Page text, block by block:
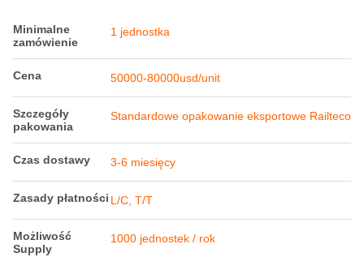
Minimalne
zamówienie
1 jednostka
Cena 50000-80000usd/unit
Szczegóły
pakowania
Standardowe opakowanie eksportowe Railteco
Czas dostawy 3-6 miesięcy
Zasady płatności L/C, T/T
Możliwość
Supply
1000 jednostek / rok